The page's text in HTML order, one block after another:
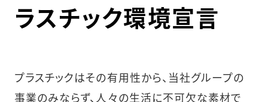
ラスチック環境宣言
プラスチックはその有用性から、当社グループの
事業のみならず、人々の生活に不可欠な素材で